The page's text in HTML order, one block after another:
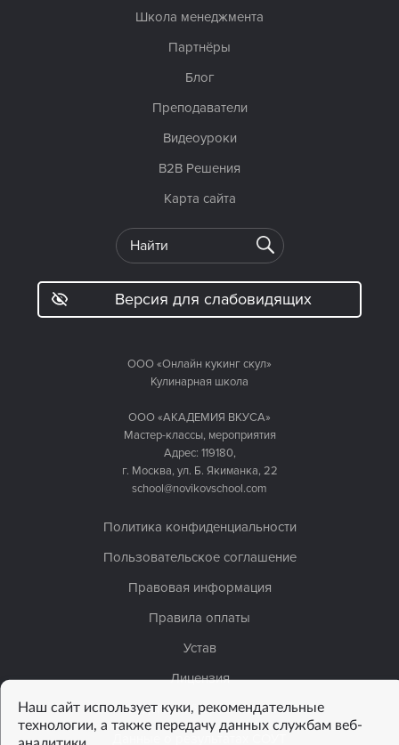
ООО «Онлайн кукинг скул»
Кулинарная школа
ООО «АКАДЕМИЯ ВКУСА»
Мастер-классы, мероприятия
Адрес: 119180,
г. Москва, ул. Б. Якиманка, 22
school@novikovschool.com
Политика конфиденциальности
Пользовательское соглашение
Правовая информация
Правила оплаты
Устав
Лицензия
Сведения об организации
Школа менеджмента
Партнёры
Блог
Преподаватели
Видеоуроки
B2B Решения
Карта сайта
Версия для слабовидящих
Наш сайт использует куки, рекомендательные
технологии, а также передачу данных службам веб-